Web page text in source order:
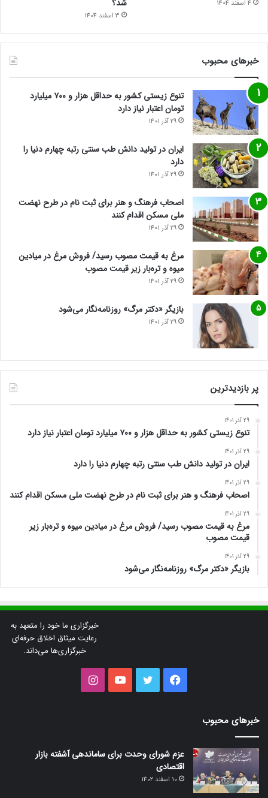
4 اسفند 1404 شد؟
3 اسفند 1404
خبرهای محبوب
تنوع زیستی کشور به حداقل هزار و ۷۰۰ میلیارد
تومان اعتبار نیاز دارد
29 آذر 1401
ایران در تولید دانش طب سنتی رتبه چهارم دنیا را
دارد
29 آذر 1401
اصحاب فرهنگ و هنر برای ثبت نام در طرح نهضت
ملی مسکن اقدام کنند
29 آذر 1401
مرغ به قیمت مصوب رسید/ فروش مرغ در میادین
میوه و تره‌بار زیر قیمت مصوب
29 آذر 1401
بازیگر «دکتر مرگ» روزنامه‌نگار می‌شود
29 آذر 1401
پر بازدیدترین
29 آذر 1401
تنوع زیستی کشور به حداقل هزار و ۷۰۰ میلیارد تومان اعتبار نیاز دارد
29 آذر 1401
ایران در تولید دانش طب سنتی رتبه چهارم دنیا را دارد
29 آذر 1401
اصحاب فرهنگ و هنر برای ثبت نام در طرح نهضت ملی مسکن اقدام کنند
29 آذر 1401
مرغ به قیمت مصوب رسید/ فروش مرغ در میادین میوه و تره‌بار زیر
قیمت مصوب
29 آذر 1401
بازیگر «دکتر مرگ» روزنامه‌نگار می‌شود
خبرگزاری ما خود را متعهد به
رعایت میثاق اخلاق حرفه‌ای
خبرگزاری‌ها می‌داند.
فیس
توییتر یوتیوب
خبرهای محبوب
عزم شورای وحدت برای ساماندهی آشفته بازار
اقتصادی
10 اسفند 1402